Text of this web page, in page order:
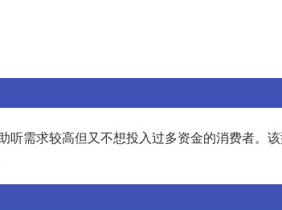
需求较高但又不想投入过多资金的消费者。